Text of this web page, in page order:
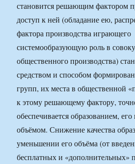
становится решающим фактором
доступ к ней (обладание ею,
фактора производства играющего
системообразующую роль в
общественного производства)
средством и способом
групп, их места в общественной
к этому решающему фактору,
обеспечивается образованием, его
объёмом. Снижение качества
уменьшении его объёма (от
бесплатных и «дополнительных»